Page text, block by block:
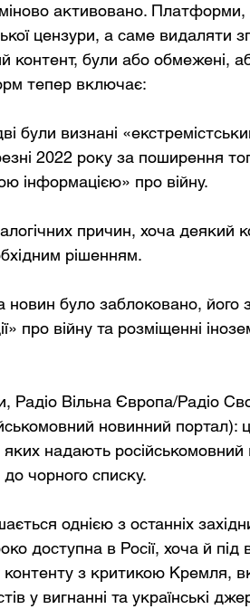
активовано. Платформи,
цензури, а саме видаляти
контент, були або обмежені,
тепер включає:
були визнані
2022 року за поширення
інформацією» про війну.
причин, хоча деякий
рішенням.
новин було заблоковано, його
про війну та розміщенні
Радіо Вільна Європа/Радіо
новинний портал):
надають російськомовний
до чорного списку.
однією з останніх
доступна в Росії, хоча й під
з критикою Кремля,
у вигнанні та українські